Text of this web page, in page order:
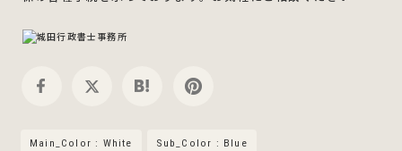
Main_Color : White Sub_Color : Blue